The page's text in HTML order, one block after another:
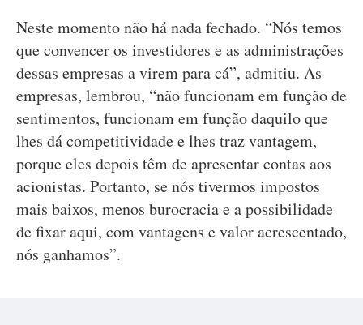
Neste momento não há nada fechado. “Nós temos
que convencer os investidores e as administrações
dessas empresas a virem para cá”, admitiu. As
empresas, lembrou, “não funcionam em função de
sentimentos, funcionam em função daquilo que
lhes dá competitividade e lhes traz vantagem,
porque eles depois têm de apresentar contas aos
acionistas. Portanto, se nós tivermos impostos
mais baixos, menos burocracia e a possibilidade
de fixar aqui, com vantagens e valor acrescentado,
nós ganhamos”.